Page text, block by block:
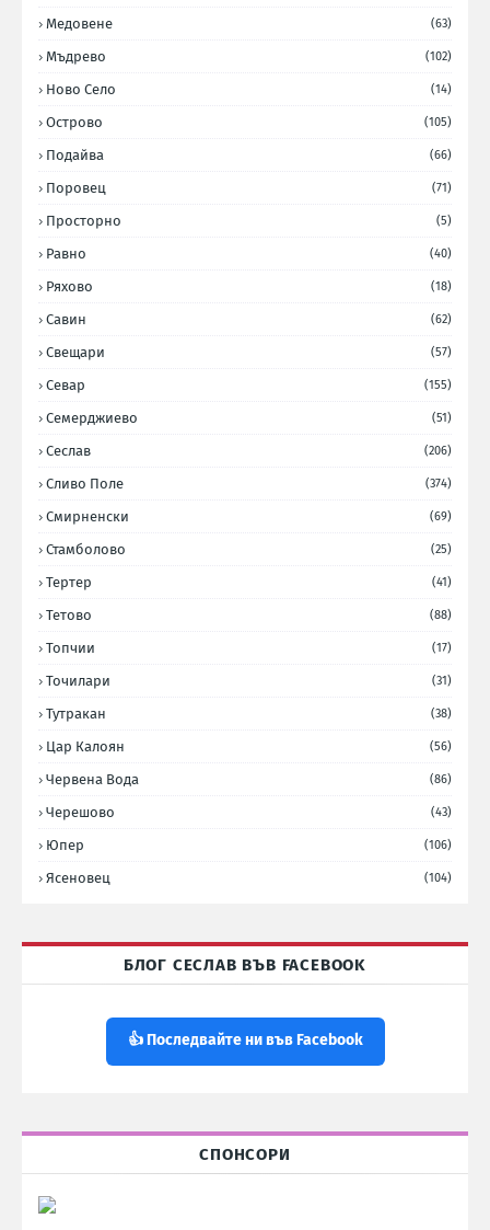
Медовене (63)
Мъдрево (102)
Ново Село (14)
Острово (105)
Подайва (66)
Поровец (71)
Просторно (5)
Равно (40)
Ряхово (18)
Савин (62)
Свещари (57)
Севар (155)
Семерджиево (51)
Сеслав (206)
Сливо Поле (374)
Смирненски (69)
Стамболово (25)
Тертер (41)
Тетово (88)
Топчии (17)
Точилари (31)
Тутракан (38)
Цар Калоян (56)
Червена Вода (86)
Черешово (43)
Юпер (106)
Ясеновец (104)
БЛОГ СЕСЛАВ ВЪВ FACEBOOK
👍 Последвайте ни във Facebook
СПОНСОРИ